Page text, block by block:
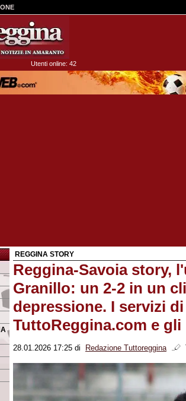
Utenti online: 42
REGGINA STORY
Reggina-Savoia story,
Granillo: un 2-2 in un
depressione. I servizi di
TuttoReggina.com e
28.01.2026 17:25 di Redazione Tuttoreggina